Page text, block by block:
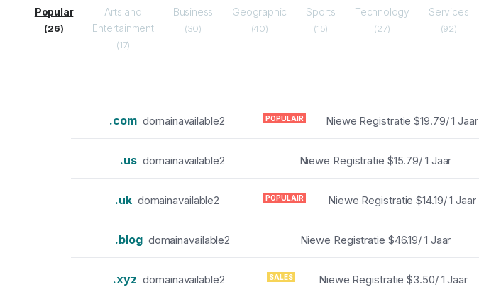
Popular
(26)
Arts and
Entertainment
(17)
Business
(30)
Geographic
(40)
Sports
(15)
Technology
(27)
Services
(92)
.com domainavailable2 POPULAIR Niewe Registratie $19.79/ 1 Jaar
.us domainavailable2 Niewe Registratie $15.79/ 1 Jaar
.uk domainavailable2 POPULAIR Niewe Registratie $14.19/ 1 Jaar
.blog domainavailable2 Niewe Registratie $46.19/ 1 Jaar
.xyz domainavailable2 SALES Niewe Registratie $3.50/ 1 Jaar